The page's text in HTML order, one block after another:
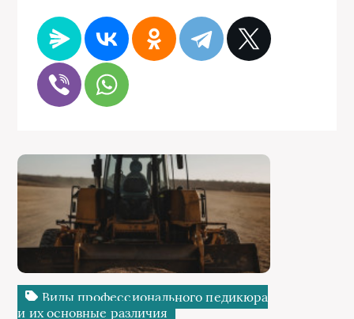
Виды профессионального педикюра
и их основные различия